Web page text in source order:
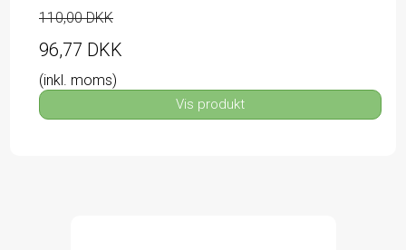
110,00 DKK
96,77 DKK
(inkl. moms)
Vis produkt